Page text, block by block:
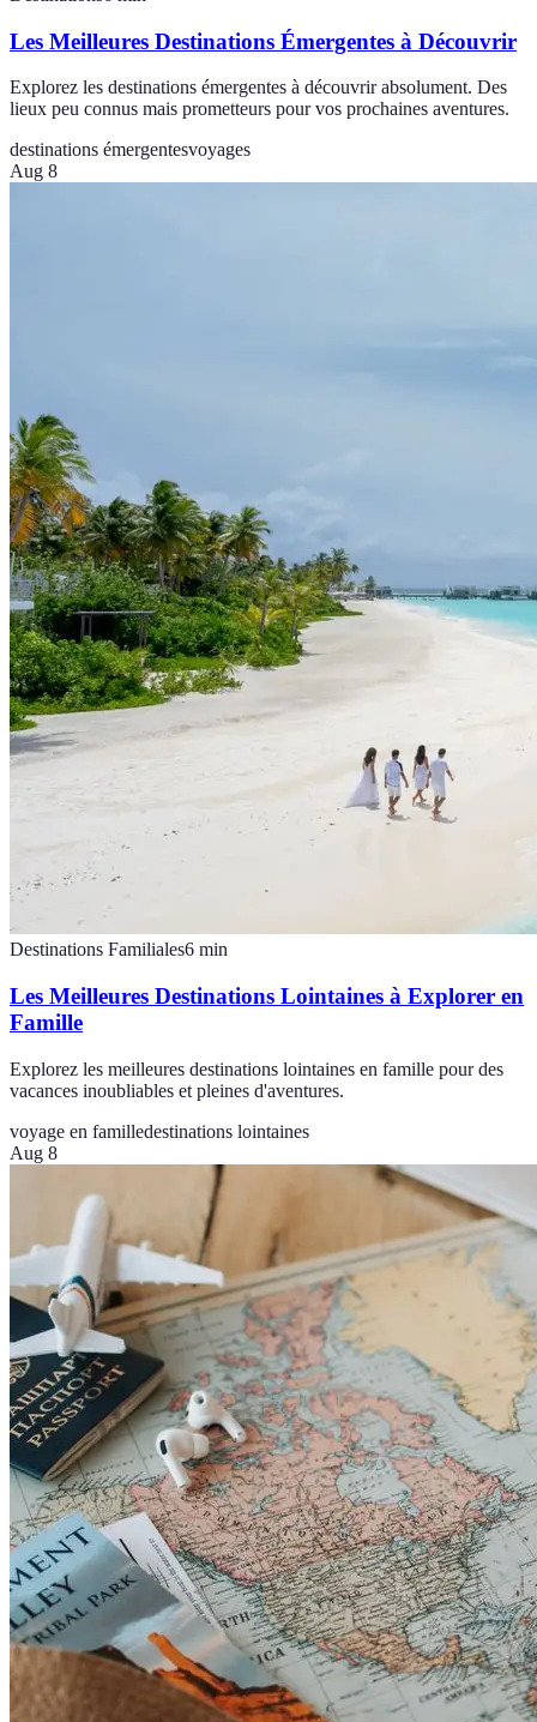
Les Meilleures Destinations Émergentes à Découvrir
Explorez les destinations émergentes à découvrir absolument. Des
lieux peu connus mais prometteurs pour vos prochaines aventures.
destinations émergentesvoyages
Aug 8
Destinations Familiales6 min
Les Meilleures Destinations Lointaines à Explorer en
Famille
Explorez les meilleures destinations lointaines en famille pour des
vacances inoubliables et pleines d'aventures.
voyage en familledestinations lointaines
Aug 8